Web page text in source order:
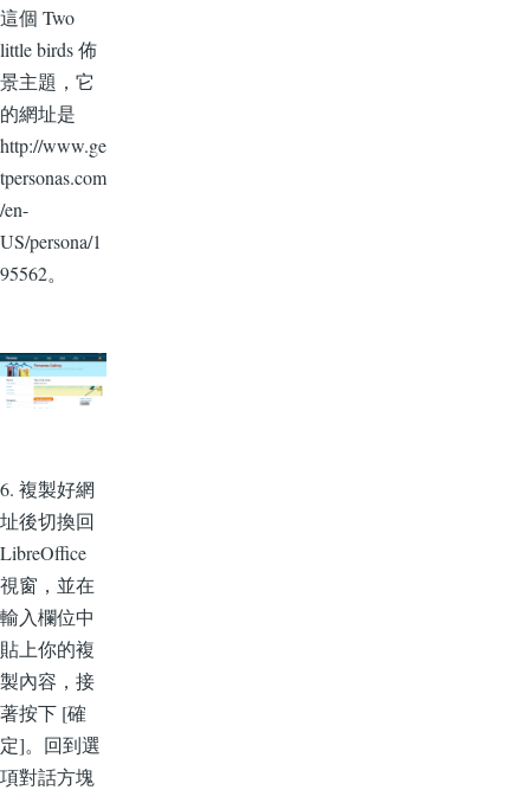
這個 Two
little birds 佈
景主題，它
的網址是
http://www.ge
tpersonas.com
/en-
US/persona/1
95562。
6. 複製好網
址後切換回
LibreOffice
視窗，並在
輸入欄位中
貼上你的複
製內容，接
著按下 [確
定]。回到選
項對話方塊